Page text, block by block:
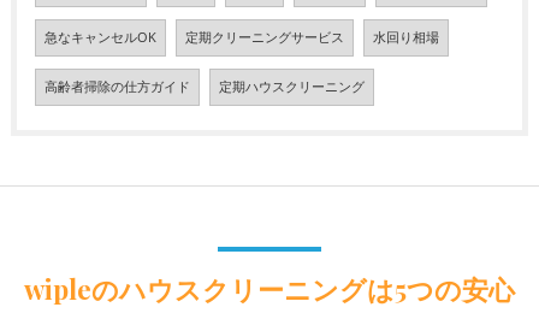
急なキャンセルOK 定期クリーニングサービス 水回り相場
高齢者掃除の仕方ガイド 定期ハウスクリーニング
wipleのハウスクリーニングは5つの安心